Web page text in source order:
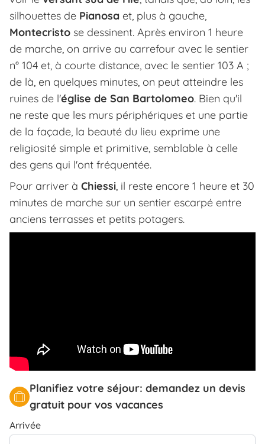
silhouettes de Pianosa et, plus à gauche,
Montecristo se dessinent. Après environ 1 heure
de marche, on arrive au carrefour avec le sentier
n° 104 et, à courte distance, avec le sentier 103 A ;
de là, en quelques minutes, on peut atteindre les
ruines de l'église de San Bartolomeo. Bien qu'il
ne reste que les murs périphériques et une partie
de la façade, la beauté du lieu exprime une
religiosité simple et primitive, semblable à celle
des gens qui l'ont fréquentée.
Pour arriver à Chiessi, il reste encore 1 heure et 30
minutes de marche sur un sentier escarpé entre
anciens terrasses et petits potagers.
Planifiez votre séjour: demandez un devis
gratuit pour vos vacances
Arrivée